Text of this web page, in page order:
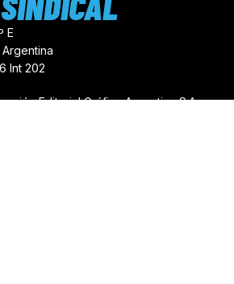
E
Int 202
Editorial Gráfica Argentina S.A.